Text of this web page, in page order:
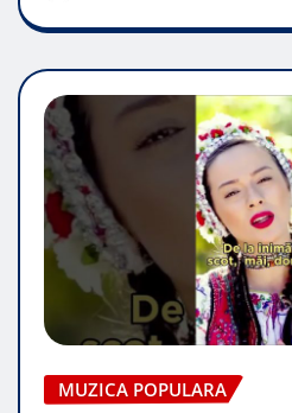
MUZICA POPULARA